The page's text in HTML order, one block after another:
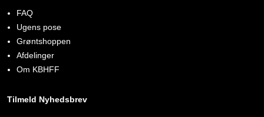
FAQ
Ugens pose
Grøntshoppen
Afdelinger
Om KBHFF
Tilmeld Nyhedsbrev